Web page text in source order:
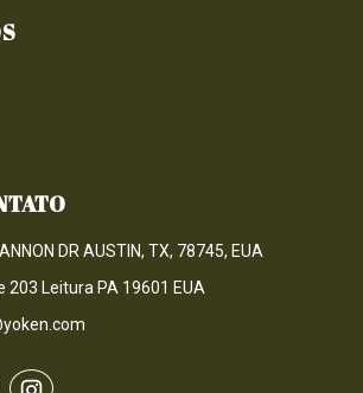
DR AUSTIN, TX, 78745, EUA
203 Leitura PA 19601 EUA